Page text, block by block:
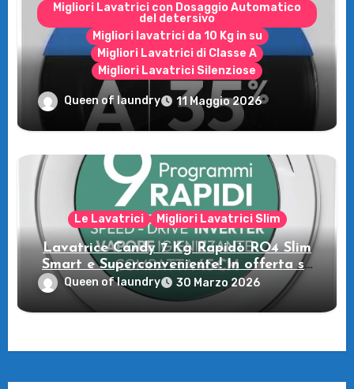
Migliori Lavatrici con Dosaggio Automatico
del detersivo
Migliori lavatrici da 10 Kg in su
Migliori Lavatrici di Classe A
Migliori Lavatrici Silenziose
Recensione della Lavatrice Candy
MultiWash: Innovazione e flessibilità a
casa tua!
Queen of laundry 11 Maggio 2026
Le Lavatrici Migliori Lavatrici Slim
Lavatrice Candy 7 Kg Rapidò RO4 Slim
Smart e Superconveniente! In offerta su
Amazon
Queen of laundry 30 Marzo 2026